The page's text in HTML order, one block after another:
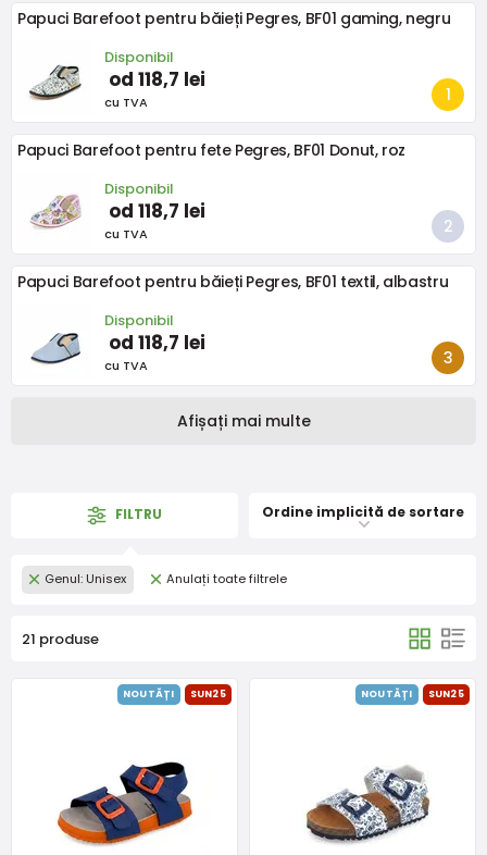
Papuci Barefoot pentru băieți Pegres, BF01 gaming, negru
Disponibil
od 118,7 lei
cu TVA
Papuci Barefoot pentru fete Pegres, BF01 Donut, roz
Disponibil
od 118,7 lei
cu TVA
Papuci Barefoot pentru băieți Pegres, BF01 textil, albastru
Disponibil
od 118,7 lei
cu TVA
Afișați mai multe
FILTRU Ordine implicită de sortare
Genul: Unisex Anulați toate filtrele
21 produse
NOUTĂȚI SUN25 NOUTĂȚI SUN25